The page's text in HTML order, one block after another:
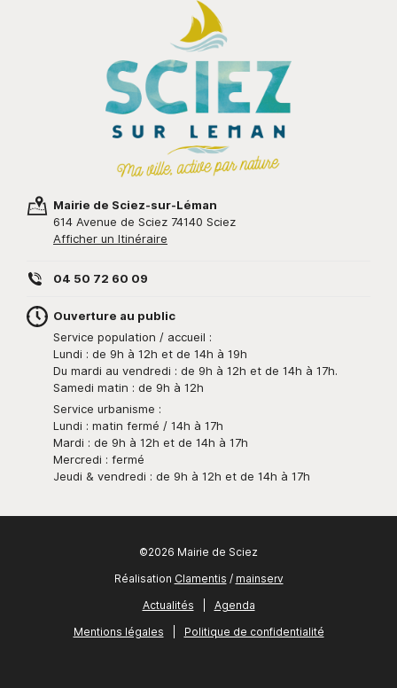
Mairie de Sciez-sur-Léman
614 Avenue de Sciez 74140 Sciez
Afficher un Itinéraire
04 50 72 60 09
Ouverture au public
Service population / accueil :
Lundi : de 9h à 12h et de 14h à 19h
Du mardi au vendredi : de 9h à 12h et de 14h à 17h.
Samedi matin : de 9h à 12h
Service urbanisme :
Lundi : matin fermé / 14h à 17h
Mardi : de 9h à 12h et de 14h à 17h
Mercredi : fermé
Jeudi & vendredi : de 9h à 12h et de 14h à 17h
©2026 Mairie de Sciez
Réalisation Clamentis / mainserv
Actualités
Agenda
Mentions légales
Politique de confidentialité